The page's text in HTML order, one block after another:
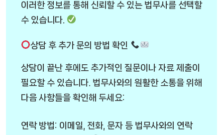
이러한 정보를 통해 신뢰할 수 있는 법무사를 선택할
수 있습니다.
상담 후 추가 문의 방법 확인
상담이 끝난 후에도 추가적인 질문이나 자료 제출이
필요할 수 있습니다. 법무사와의 원활한 소통을 위해
다음 사항들을 확인해 두세요:
연락 방법: 이메일, 전화, 문자 등 법무사와의 연락